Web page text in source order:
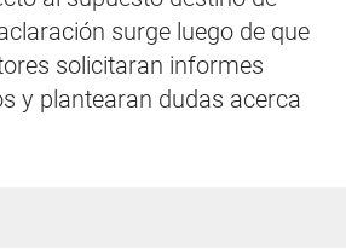
surge luego de que
solicitaran informes
y plantearan dudas acerca